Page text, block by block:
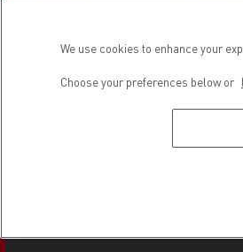
Technologies,
We use cookies to enhance your
Choose your preferences below or